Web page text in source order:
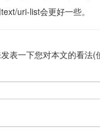
uri-list会更好一些。
表一下您对本文的看法(